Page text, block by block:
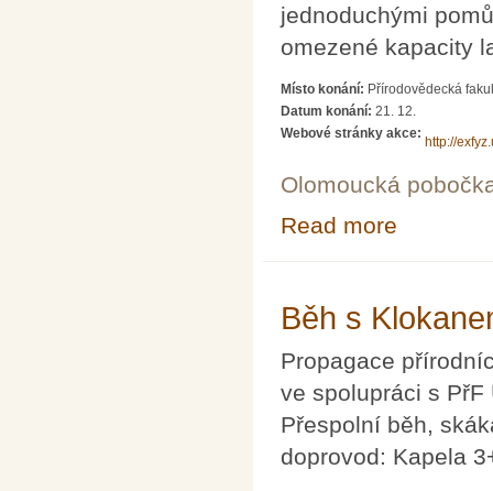
jednoduchými
omezené kapacity
Místo konání: Přírodovědecká
Datum konání: 21. 12.
Webové stránky akce:
http://
Olomoucká
Read more
Běh s
Propagace
ve spolupráci s
Přespolní běh,
doprovod: Kapela